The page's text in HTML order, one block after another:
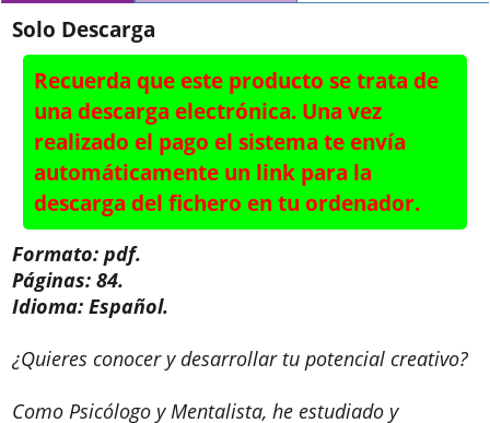
Solo Descarga
Recuerda que este producto se trata de
una descarga electrónica. Una vez
realizado el pago el sistema te envía
automáticamente un link para la
descarga del fichero en tu ordenador.
Formato: pdf.
Páginas: 84.
Idioma: Español.
¿Quieres conocer y desarrollar tu potencial creativo?
Como Psicólogo y Mentalista, he estudiado y